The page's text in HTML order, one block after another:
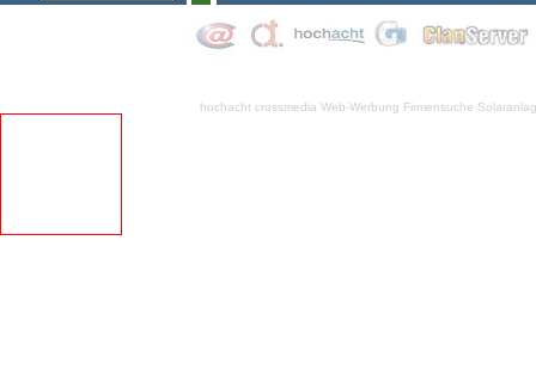
hochacht crossmedia Web-Werbung Firmensuche